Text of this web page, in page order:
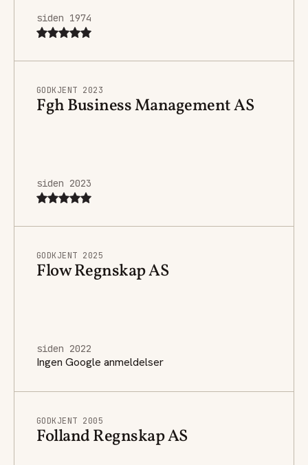
siden 1974
GODKJENT 2023
Fgh Business Management AS
siden 2023
GODKJENT 2025
Flow Regnskap AS
siden 2022
Ingen Google anmeldelser
GODKJENT 2005
Folland Regnskap AS